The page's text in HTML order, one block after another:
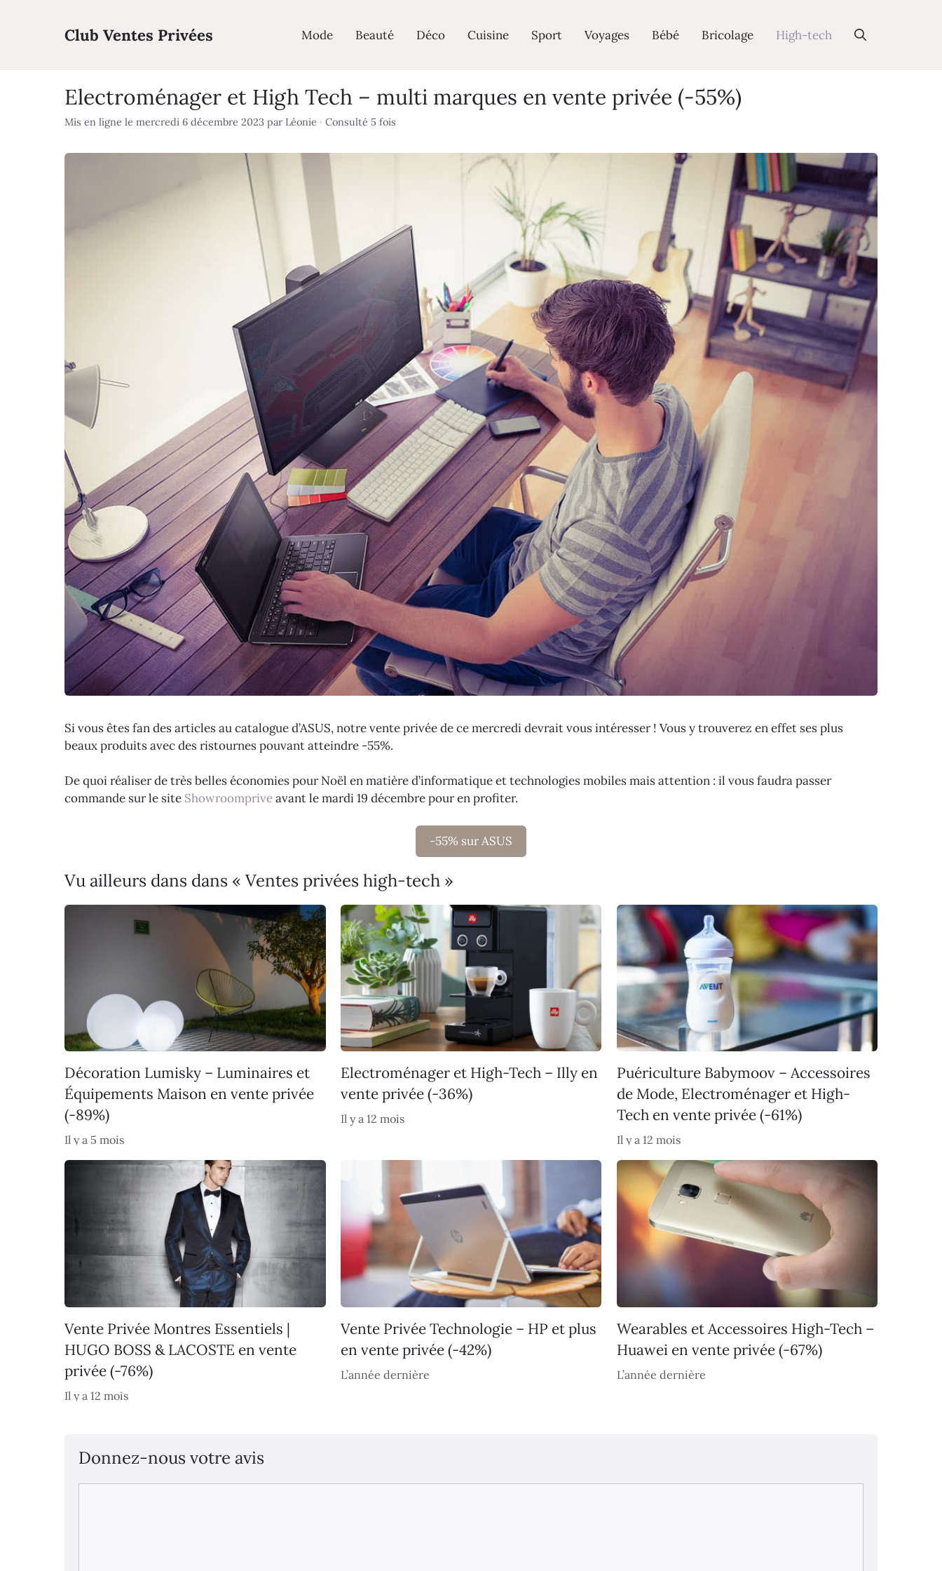
Club Ventes Privées Mode Beauté Déco Cuisine Sport Voyages Bébé Bricolage High-tech
Electroménager et High Tech – multi marques en vente privée (-55%)
Mis en ligne le mercredi 6 décembre 2023 par Léonie · Consulté 5 fois
Si vous êtes fan des articles au catalogue d’ASUS, notre vente privée de ce mercredi devrait vous intéresser ! Vous y trouverez en effet ses plus
beaux produits avec des ristournes pouvant atteindre -55%.
De quoi réaliser de très belles économies pour Noël en matière d’informatique et technologies mobiles mais attention : il vous faudra passer
commande sur le site Showroompriveavant le mardi 19 décembre pour en profiter.
-55% sur ASUS
Vu ailleurs dans dans « Ventes privées high-tech »
Décoration Lumisky – Luminaires et
Équipements Maison en vente privée
(-89%)
Il y a 5 mois
Electroménager et High-Tech – Illy en
vente privée (-36%)
Il y a 12 mois
Puériculture Babymoov – Accessoires
de Mode, Electroménager et High-
Tech en vente privée (-61%)
Il y a 12 mois
Vente Privée Montres Essentiels |
HUGO BOSS & LACOSTE en vente
privée (-76%)
Il y a 12 mois
Vente Privée Technologie – HP et plus
en vente privée (-42%)
L’année dernière
Wearables et Accessoires High-Tech –
Huawei en vente privée (-67%)
L’année dernière
Donnez-nous votre avis